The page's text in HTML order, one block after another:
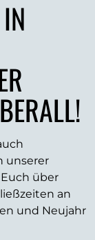
unserer
über
an
und Neujahr